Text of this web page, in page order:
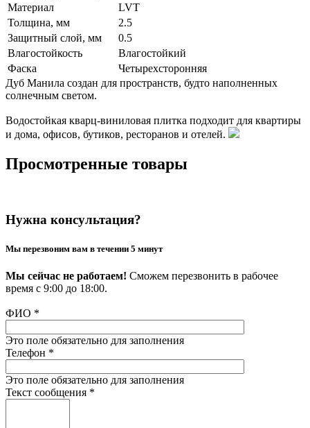
Материал
LVT
Толщина, мм
2.5
Защитный слой, мм
0.5
Влагостойкость
Влагостойкий
Фаска
Четырехсторонняя
Дуб Манила создан для пространств, будто наполненных
солнечным светом.
Водостойкая кварц-виниловая плитка подходит для квартиры
и дома, офисов, бутиков, ресторанов и отелей.
Просмотренные товары
Нужна консультация?
Мы перезвоним вам в течении 5 минут
Мы сейчас не работаем! Сможем перезвонить в рабочее
время с 9:00 до 18:00.
ФИО *
Это поле обязательно для заполнения
Телефон *
Это поле обязательно для заполнения
Текст сообщения *